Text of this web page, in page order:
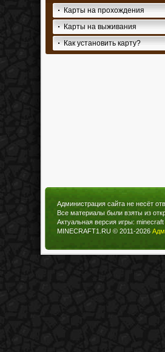
Карты на прохождения
Карты на выживания
Как установить карту?
Администрация сайта не несёт
Все материалы были взяты из
Актуальная версия игры:
MINECRAFT1.RU © 2011-2026